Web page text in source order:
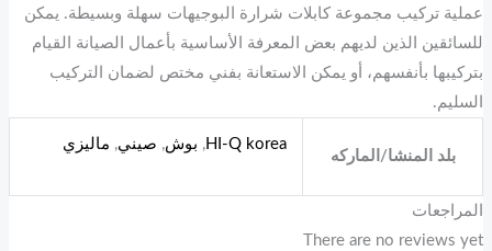
عملية تركيب مجموعة كابلات شرارة البوجيهات سهلة وبسيطة. يمكن
للسائقين الذين لديهم بعض المعرفة الأساسية بأعمال الصيانة القيام
بتركيبها بأنفسهم، أو يمكن الاستعانة بفني مختص لضمان التركيب
السليم.
بلد المنشا/الماركه
HI-Q korea
, بوش, صيني, ماليزي
المراجعات
There are no reviews yet